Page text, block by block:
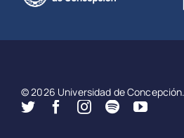
© 2026 Universidad de Concepción.